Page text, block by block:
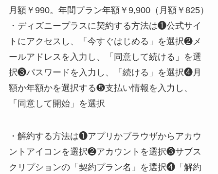
月額￥990。年間プラン年額￥9,900（月額￥825）
・ディズニープラスに契約する方法は❶公式サイ
トにアクセスし、「今すぐはじめる」を選択❷メ
ールアドレスを入力し、「同意して続ける」を選
択❸パスワードを入力し、「続ける」を選択❹月
額か年額かを選択する❺支払い情報を入力し、
「同意して開始」を選択
・解約する方法は❶アプリかブラウザからアカウ
ントアイコンを選択❷アカウントを選択❸サブス
クリプションの「契約プラン名」を選択❹「解約